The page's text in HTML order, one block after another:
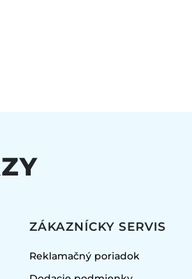
ZÁKAZNÍCKY SERVIS
Reklamačný poriadok